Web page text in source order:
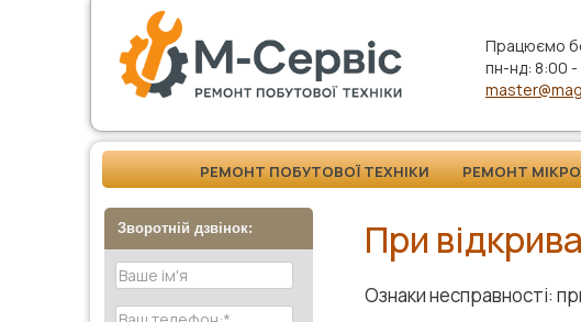
Працюємо
пн-нд: 8:00
РЕМОНТ ПОБУТОВОЇ ТЕХНІКИ РЕМОНТ
Зворотній дзвінок: При
Ознаки несправності: